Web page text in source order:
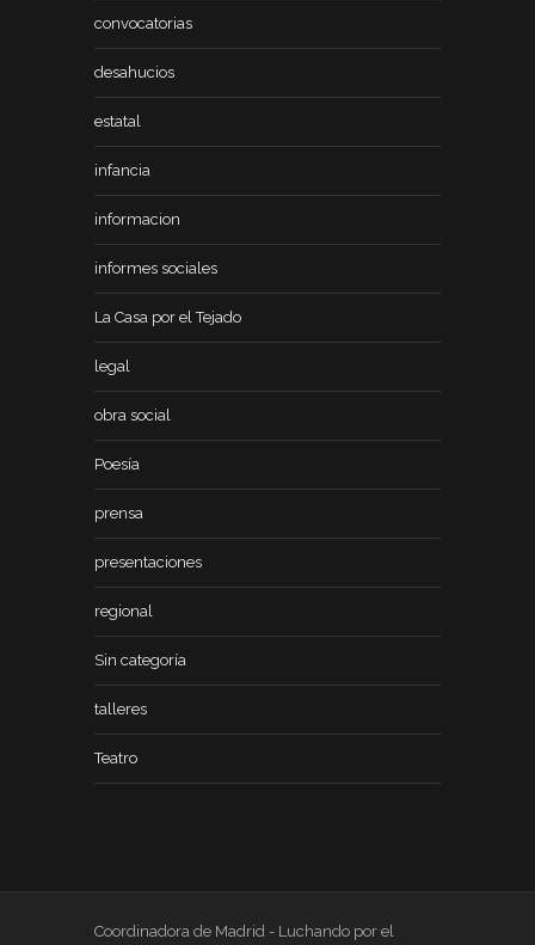
convocatorias
desahucios
estatal
infancia
informacion
informes sociales
La Casa por el Tejado
legal
obra social
Poesía
prensa
presentaciones
regional
Sin categoría
talleres
Teatro
Coordinadora de Madrid - Luchando por el